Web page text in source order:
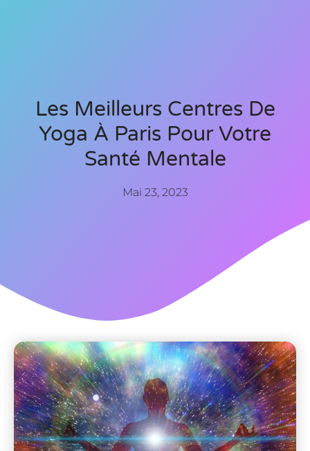
Les Meilleurs Centres De
Yoga À Paris Pour Votre
Santé Mentale
Mai 23, 2023